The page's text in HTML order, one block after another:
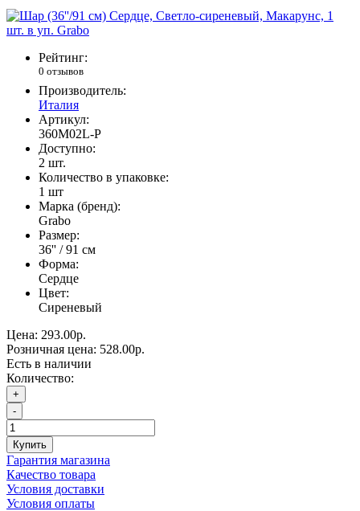
Рейтинг:
0 отзывов
Производитель:
Италия
Артикул:
360M02L-P
Доступно:
2 шт.
Количество в упаковке:
1 шт
Марка (бренд):
Grabo
Размер:
36'' / 91 см
Форма:
Сердце
Цвет:
Сиреневый
Цена: 293.00р.
Розничная цена: 528.00р.
Есть в наличии
Количество:
+
-
Купить
Гарантия магазина
Качество товара
Условия доставки
Условия оплаты